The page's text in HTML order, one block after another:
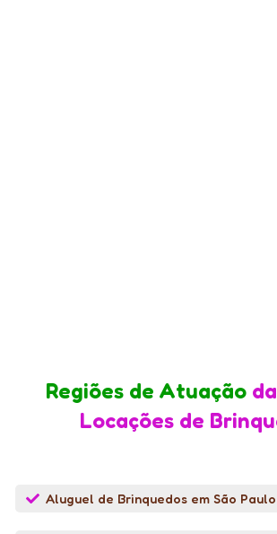
Regiões de Atuação
Locações de
Aluguel de Brinquedos em São Paulo